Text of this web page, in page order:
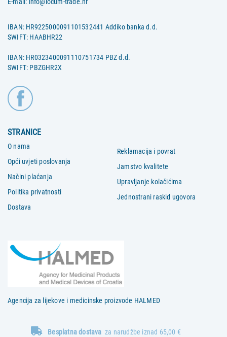
E-mail: info@locum-trade.hr
IBAN: HR9225000091101532441 Addiko banka d.d.
SWIFT: HAABHR22
IBAN: HR0323400091110751734 PBZ d.d.
SWIFT: PBZGHR2X
STRANICE
O nama
Opći uvjeti poslovanja
Načini plaćanja
Politika privatnosti
Dostava
Reklamacija i povrat
Jamstvo kvalitete
Upravljanje kolačićima
Jednostrani raskid ugovora
Agencija za lijekove i medicinske proizvode HALMED
Besplatna dostava za narudžbe iznad 65,00 €